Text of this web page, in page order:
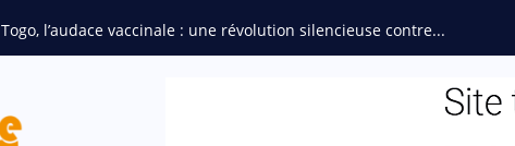
Togo, l’audace vaccinale : une révolution silencieuse contre...